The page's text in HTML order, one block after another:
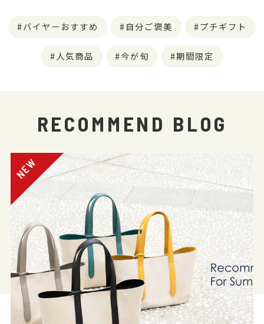
バイヤーおすすめ 自分ご褒美 プチギフト
人気商品 今が旬 期間限定
RECOMMEND BLOG